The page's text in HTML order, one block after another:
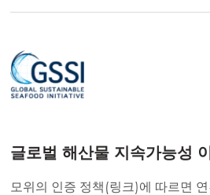
글로벌 해산물 지속가능성
모위의 인증 정책(링크)에 따르면